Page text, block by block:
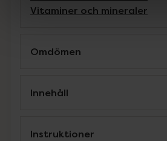
Vitaminer och mineraler
Omdömen
Innehåll
Instruktioner